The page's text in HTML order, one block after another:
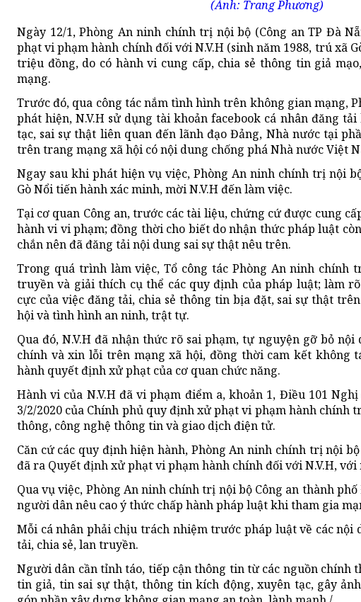
(Ảnh: Trang Phương)
Ngày 12/1, Phòng An ninh chính trị nội bộ (Công an TP Đà
phạt vi phạm hành chính đối với N.V.H (sinh năm 1988, trú xã
triệu đồng, do có hành vi cung cấp, chia sẻ thông tin giả
mạng.
Trước đó, qua công tác nắm tình hình trên không gian mạng,
phát hiện, N.V.H sử dụng tài khoản facebook cá nhân đăng
tạc, sai sự thật liên quan đến lãnh đạo Đảng, Nhà nước tại
trên trang mạng xã hội có nội dung chống phá Nhà nước Việt
Ngay sau khi phát hiện vụ việc, Phòng An ninh chính trị nội
Gò Nổi tiến hành xác minh, mời N.V.H đến làm việc.
Tại cơ quan Công an, trước các tài liệu, chứng cứ được cung
hành vi vi phạm; đồng thời cho biết do nhận thức pháp luật
chắn nên đã đăng tải nội dung sai sự thật nêu trên.
Trong quá trình làm việc, Tổ công tác Phòng An ninh chính
truyền và giải thích cụ thể các quy định của pháp luật; làm
cực của việc đăng tải, chia sẻ thông tin bịa đặt, sai sự thật
hội và tình hình an ninh, trật tự.
Qua đó, N.V.H đã nhận thức rõ sai phạm, tự nguyện gỡ bỏ
chính và xin lỗi trên mạng xã hội, đồng thời cam kết không
hành quyết định xử phạt của cơ quan chức năng.
Hành vi của N.V.H đã vi phạm điểm a, khoản 1, Điều 101
3/2/2020 của Chính phủ quy định xử phạt vi phạm hành chính
thông, công nghệ thông tin và giao dịch điện tử.
Căn cứ các quy định hiện hành, Phòng An ninh chính trị nội
đã ra Quyết định xử phạt vi phạm hành chính đối với N.V.H,
Qua vụ việc, Phòng An ninh chính trị nội bộ Công an thành
người dân nêu cao ý thức chấp hành pháp luật khi tham gia
Mỗi cá nhân phải chịu trách nhiệm trước pháp luật về các nội
tải, chia sẻ, lan truyền.
Người dân cần tỉnh táo, tiếp cận thông tin từ các nguồn chính
tin giả, tin sai sự thật, thông tin kích động, xuyên tạc, gây